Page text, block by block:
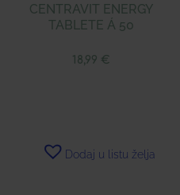
CENTRAVIT ENERGY
TABLETE Á 50
18,99 €
Dodaj u listu želja